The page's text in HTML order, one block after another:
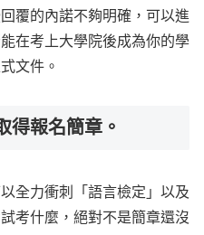
覆的內諾不夠明確，可以進
在考上大學院後成為你的學
文件。
得報名簡章。
全力衝刺「語言檢定」以及
考什麼，絕對不是簡章還沒